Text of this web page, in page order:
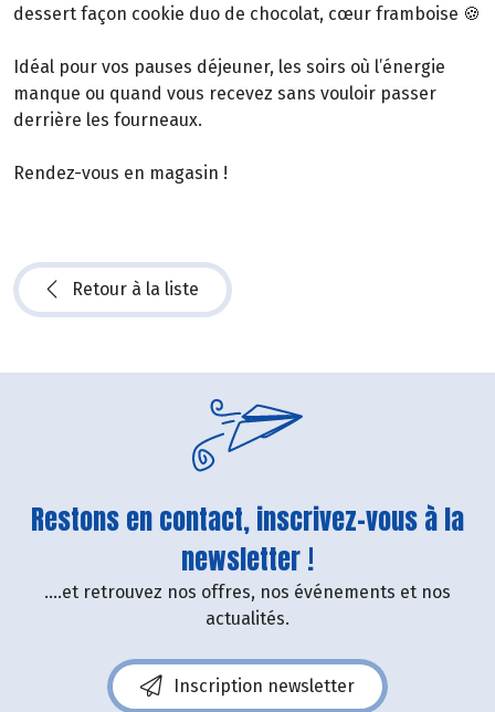
dessert façon cookie duo de chocolat, cœur framboise 🍪
Idéal pour vos pauses déjeuner, les soirs où l’énergie
manque ou quand vous recevez sans vouloir passer
derrière les fourneaux.
Rendez-vous en magasin !
Retour à la liste
Restons en contact, inscrivez-vous à la
newsletter !
....et retrouvez nos offres, nos événements et nos
actualités.
Inscription newsletter